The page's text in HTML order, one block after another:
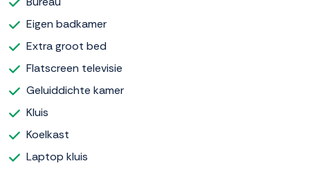
Eigen badkamer
Extra groot bed
Flatscreen televisie
Geluiddichte kamer
Kluis
Koelkast
Laptop kluis